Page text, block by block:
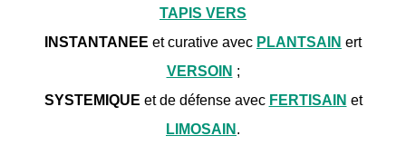
TAPIS VERS
INSTANTANEE et curative avec PLANTSAIN ert
VERSOIN ;
SYSTEMIQUE et de défense avec FERTISAIN et
LIMOSAIN .